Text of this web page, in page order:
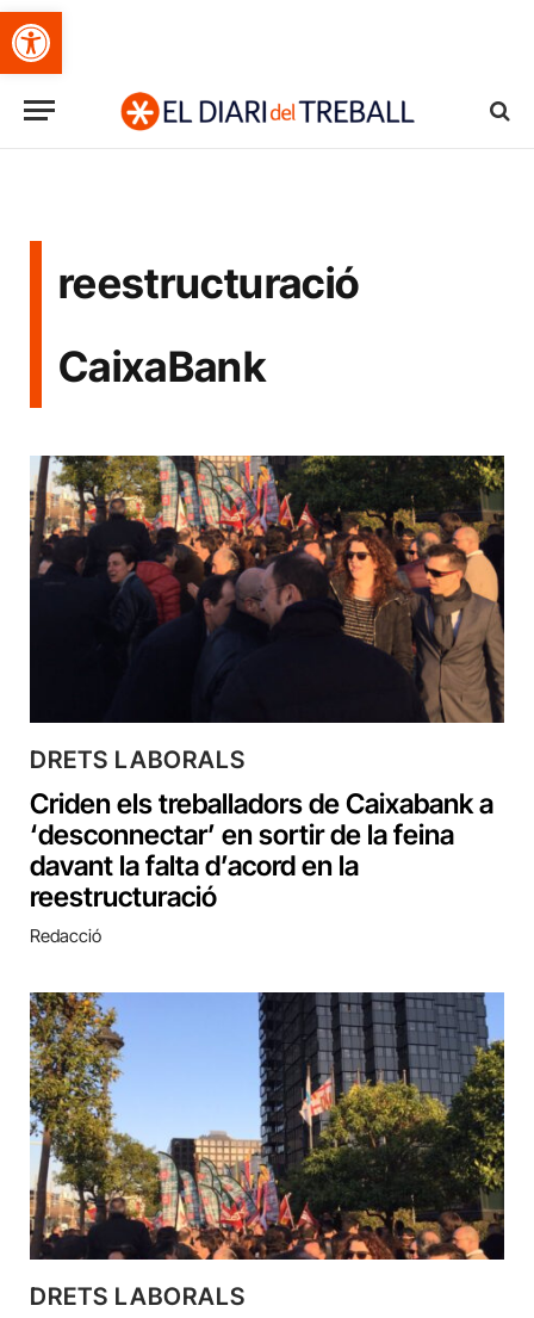
Obre la barra d'eines
reestructuració
CaixaBank
DRETS LABORALS
Criden els treballadors de Caixabank a
‘desconnectar’ en sortir de la feina
davant la falta d’acord en la
reestructuració
Redacció
DRETS LABORALS